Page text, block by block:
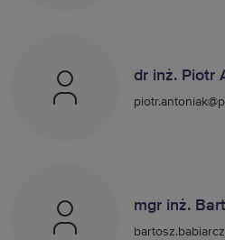
dr inż. Piotr
mgr inż.